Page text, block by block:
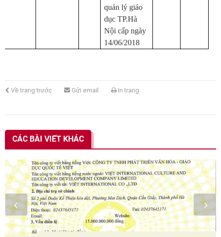
quản lý giáo
dục TP.Hà
Nội cấp ngày
14/06/2018
Về trang trước Gửi email In trang
CÁC BÀI VIẾT KHÁC